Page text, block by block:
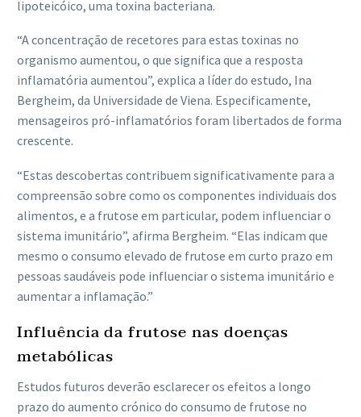
lipoteicóico, uma toxina bacteriana.
“A concentração de recetores para estas toxinas no
organismo aumentou, o que significa que a resposta
inflamatória aumentou”, explica a líder do estudo, Ina
Bergheim, da Universidade de Viena. Especificamente,
mensageiros pró-inflamatórios foram libertados de forma
crescente.
“Estas descobertas contribuem significativamente para a
compreensão sobre como os componentes individuais dos
alimentos, e a frutose em particular, podem influenciar o
sistema imunitário”, afirma Bergheim. “Elas indicam que
mesmo o consumo elevado de frutose em curto prazo em
pessoas saudáveis ​​​​pode influenciar o sistema imunitário e
aumentar a inflamação.”
Influência da frutose nas doenças
metabólicas
Estudos futuros deverão esclarecer os efeitos a longo
prazo do aumento crónico do consumo de frutose no